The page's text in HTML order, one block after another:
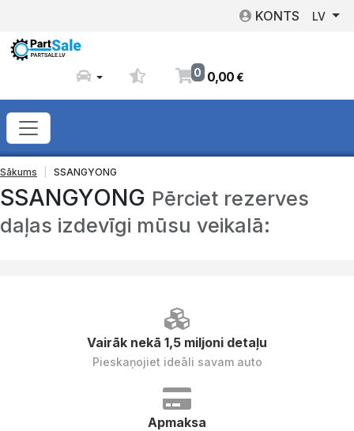
KONTS LV
0 0,00€
Sākums SSANGYONG
SSANGYONG Pērciet rezerves
daļas izdevīgi mūsu veikalā:
Vairāk nekā 1,5 miljoni detaļu
Pieskaņojiet ideāli savam auto
Apmaksa